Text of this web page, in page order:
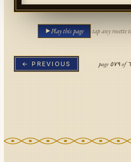
Play this page ·tap any rosette
← PREVIOUS page٥٧٩of